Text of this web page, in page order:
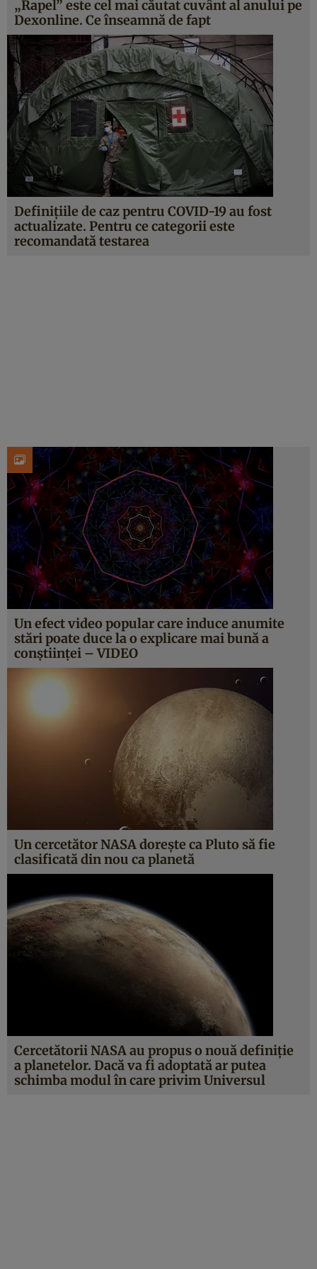
„Rapel” este cel mai căutat cuvânt al anului pe
Dexonline. Ce înseamnă de fapt
Definiţiile de caz pentru COVID-19 au fost
actualizate. Pentru ce categorii este
recomandată testarea
Un efect video popular care induce anumite
stări poate duce la o explicare mai bună a
conştiinţei – VIDEO
Un cercetător NASA doreşte ca Pluto să fie
clasificată din nou ca planetă
Cercetătorii NASA au propus o nouă definiţie
a planetelor. Dacă va fi adoptată ar putea
schimba modul în care privim Universul